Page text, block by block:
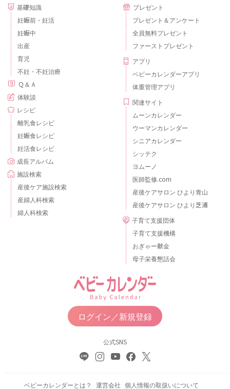
基礎知識
妊娠前・妊活
妊娠中
出産
育児
不妊・不妊治療
Ｑ＆Ａ
体験談
レシピ
離乳食レシピ
妊娠食レシピ
妊活食レシピ
成長アルバム
施設検索
産後ケア施設検索
産婦人科検索
婦人科検索
プレゼント
プレゼント＆アンケート
全員無料プレゼント
ファーストプレゼント
アプリ
ベビーカレンダーアプリ
体重管理アプリ
関連サイト
ムーンカレンダー
ウーマンカレンダー
シニアカレンダー
シッテク
ヨムーノ
医師監修.com
産後ケアサロン ひより青山
産後ケアサロン ひより芝浦
子育て支援団体
子育て支援機構
おぎゃー献金
母子栄養懇話会
ログイン／新規登録
公式SNS
ベビーカレンダーとは？ 運営会社 個人情報の取扱いについて